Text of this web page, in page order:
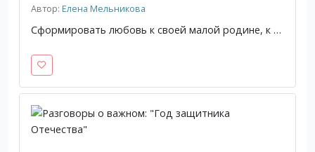
Автор: Елена Мельникова
Сформировать любовь к своей малой родине, к своей стране России.